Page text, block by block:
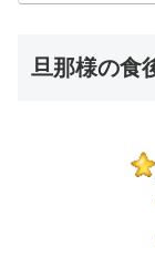
旦那様の食